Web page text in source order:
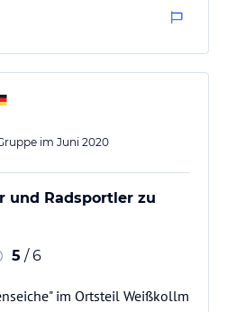
im Juni 2020
und Radsportler zu
5 / 6
im Ortsteil Weißkollm